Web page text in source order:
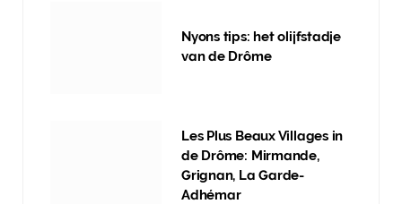
Nyons tips: het olijfstadje
van de Drôme
Les Plus Beaux Villages in
de Drôme: Mirmande,
Grignan, La Garde-
Adhémar